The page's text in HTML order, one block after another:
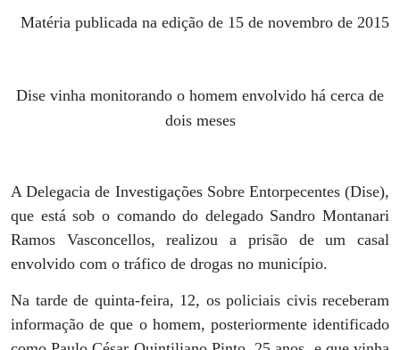
Matéria publicada na edição de 15 de novembro de 2015
Dise vinha monitorando o homem envolvido há cerca de
dois meses
A Delegacia de Investigações Sobre Entorpecentes (Dise),
que está sob o comando do delegado Sandro Montanari
Ramos Vasconcellos, realizou a prisão de um casal
envolvido com o tráfico de drogas no município.
Na tarde de quinta-feira, 12, os policiais civis receberam
informação de que o homem, posteriormente identificado